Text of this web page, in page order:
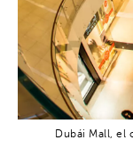
Dubái Mall, el